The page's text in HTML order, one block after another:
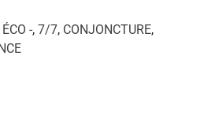
ÉCO -,7/7, CONJONCTURE,